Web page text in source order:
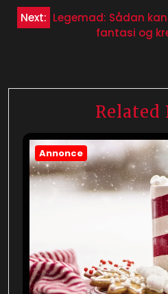
Next: Legemad: Sådan
fantasi og
Related
Annonce